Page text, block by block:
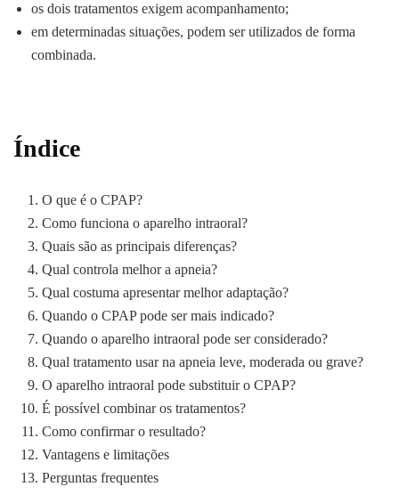
os dois tratamentos exigem acompanhamento;
em determinadas situações, podem ser utilizados de forma
combinada.
Índice
O que é o CPAP?
Como funciona o aparelho intraoral?
Quais são as principais diferenças?
Qual controla melhor a apneia?
Qual costuma apresentar melhor adaptação?
Quando o CPAP pode ser mais indicado?
Quando o aparelho intraoral pode ser considerado?
Qual tratamento usar na apneia leve, moderada ou grave?
O aparelho intraoral pode substituir o CPAP?
É possível combinar os tratamentos?
Como confirmar o resultado?
Vantagens e limitações
Perguntas frequentes